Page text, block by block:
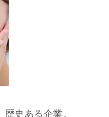
歴史ある企業 。